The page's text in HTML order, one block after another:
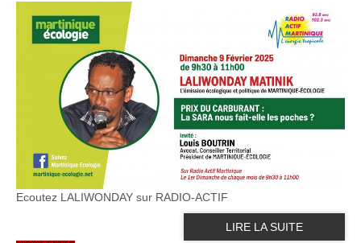
Ecoutez LALIWONDAY sur RADIO-ACTIF
LIRE LA SUITE